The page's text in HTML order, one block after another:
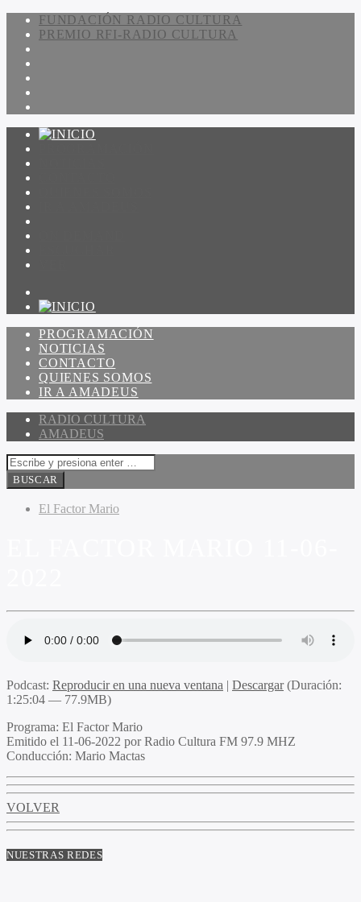
FUNDACIÓN RADIO CULTURA
PREMIO RFI-RADIO CULTURA
PROGRAMACIÓN
NOTICIAS
CONTACTO
QUIENES SOMOS
IR A AMADEUS
RADIO CULTURA
AMADEUS
El Factor Mario
Podcast: Reproducir en una nueva ventana | Descargar(Duración:
1:25:04 — 77.9MB)
Programa: El Factor Mario
Emitido el 11-06-2022 por Radio Cultura FM 97.9 MHZ
Conducción: Mario Mactas
VOLVER
NUESTRAS REDES